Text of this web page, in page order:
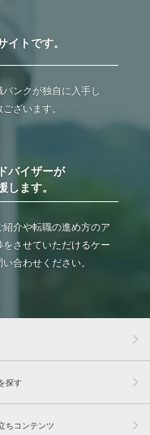
イトです。
ンクが独自に入手し
ざいます。
バイザーが
します。
介や転職の進め方のア
させていただけるケー
合わせください。
探す
ちコンテンツ